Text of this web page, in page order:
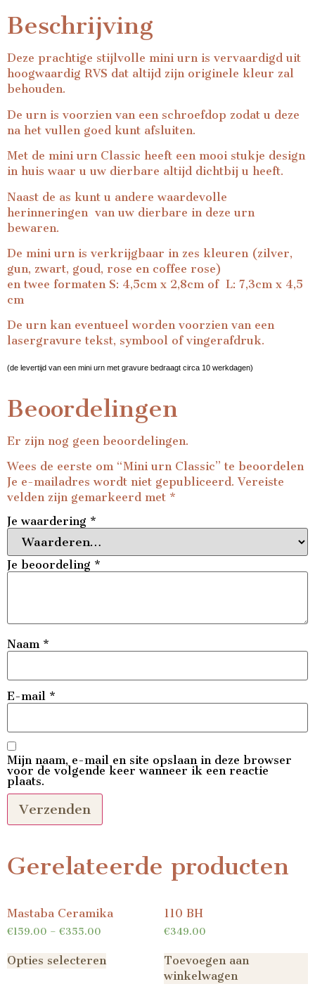
Beschrijving
Deze prachtige stijlvolle mini urn is vervaardigd uit
hoogwaardig RVS dat altijd zijn originele kleur zal
behouden.
De urn is voorzien van een schroefdop zodat u deze
na het vullen goed kunt afsluiten.
Met de mini urn Classic heeft een mooi stukje design
in huis waar u uw dierbare altijd dichtbij u heeft.
Naast de as kunt u andere waardevolle
herinneringen van uw dierbare in deze urn
bewaren.
De mini urn is verkrijgbaar in zes kleuren (zilver,
gun, zwart, goud, rose en coffee rose)
en twee formaten S: 4,5cm x 2,8cm of L: 7,3cm x 4,5
cm
De urn kan eventueel worden voorzien van een
lasergravure tekst, symbool of vingerafdruk.
(de levertijd van een mini urn met gravure bedraagt circa 10 werkdagen)
Beoordelingen
Er zijn nog geen beoordelingen.
Wees de eerste om “Mini urn Classic” te beoordelen
Je e-mailadres wordt niet gepubliceerd. Vereiste
velden zijn gemarkeerd met *
Je waardering *
Je beoordeling *
Naam *
E-mail *
Mijn naam, e-mail en site opslaan in deze browser
voor de volgende keer wanneer ik een reactie
plaats.
Gerelateerde producten
Mastaba Ceramika
€159.00 – €355.00
Opties selecteren
110 BH
€349.00
Toevoegen aan
winkelwagen